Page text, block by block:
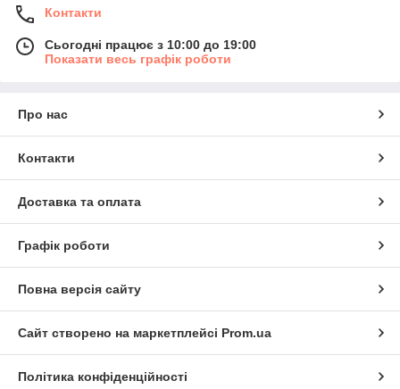
Контакти
Сьогодні працює з 10:00 до 19:00
Показати весь графік роботи
Про нас
Контакти
Доставка та оплата
Графік роботи
Повна версія сайту
Сайт створено на маркетплейсі Prom.ua
Політика конфіденційності